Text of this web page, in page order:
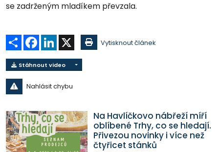
se zadrženým mladíkem převzala.
Sdílet Facebook
LinkedIn Vytisknout článek
Stáhnout video
Nahlásit chybu
Na Havlíčkovo nábřeží míří
oblíbené Trhy, co se hledají.
Přivezou novinky i více než
čtyřicet stánků